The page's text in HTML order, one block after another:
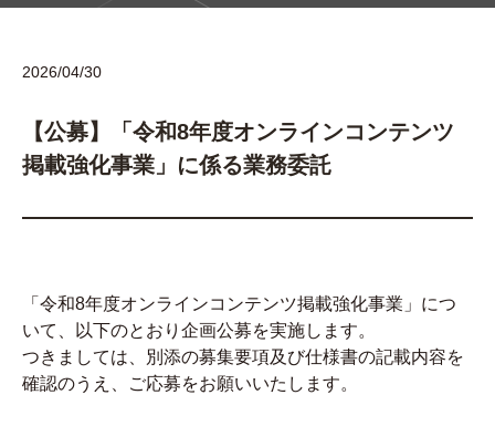
2026/04/30
【公募】「令和8年度オンラインコンテンツ
掲載強化事業」に係る業務委託
「令和8年度オンラインコンテンツ掲載強化事業」につ
いて、以下のとおり企画公募を実施します。
つきましては、別添の募集要項及び仕様書の記載内容を
確認のうえ、ご応募をお願いいたします。